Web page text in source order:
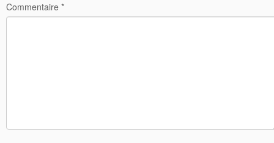
Commentaire *